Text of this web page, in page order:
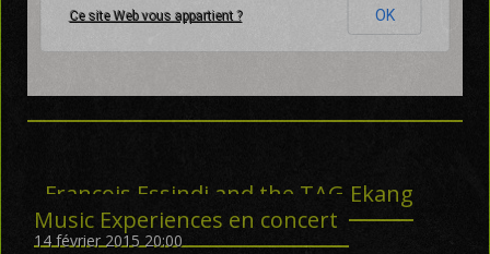
Ce site Web vous appartient ? OK
Francois Essindi and the TAG Ekang
Music Experiences en concert
14 février 2015 20:00